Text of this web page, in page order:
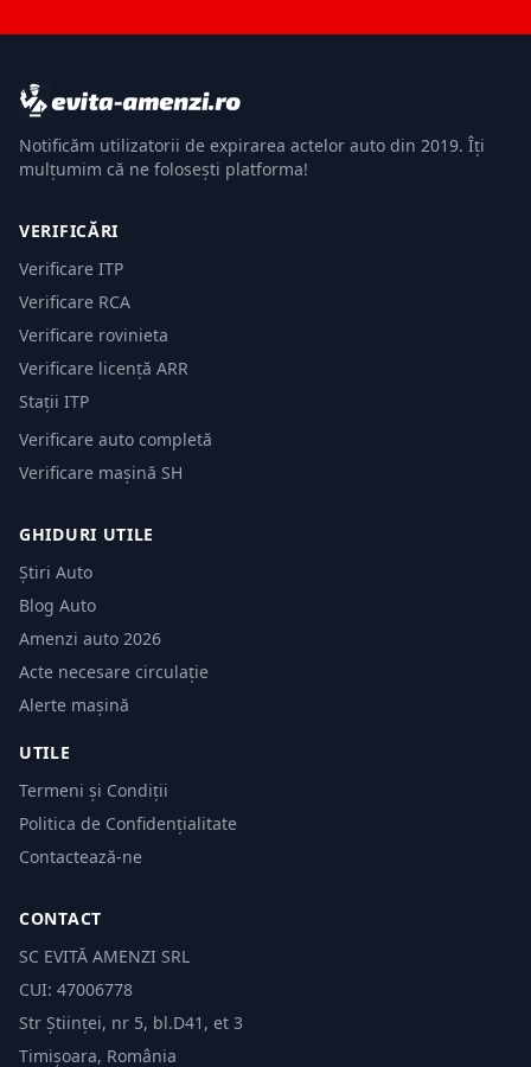
Notificăm utilizatorii de expirarea actelor auto din 2019. Îți
mulțumim că ne folosești platforma!
VERIFICĂRI
Verificare ITP
Verificare RCA
Verificare rovinieta
Verificare licență ARR
Stații ITP
Verificare auto completă
Verificare mașină SH
GHIDURI UTILE
Știri Auto
Blog Auto
Amenzi auto 2026
Acte necesare circulație
Alerte mașină
UTILE
Termeni și Condiții
Politica de Confidențialitate
Contactează-ne
CONTACT
SC EVITĂ AMENZI SRL
CUI: 47006778
Str Științei, nr 5, bl.D41, et 3
Timișoara, România